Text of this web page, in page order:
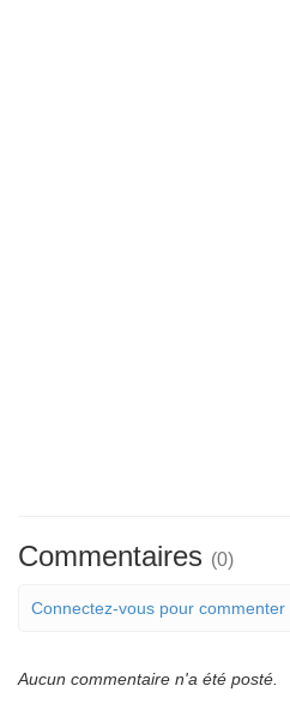
Commentaires (0)
Connectez-vous pour commenter
Aucun commentaire n'a été posté.